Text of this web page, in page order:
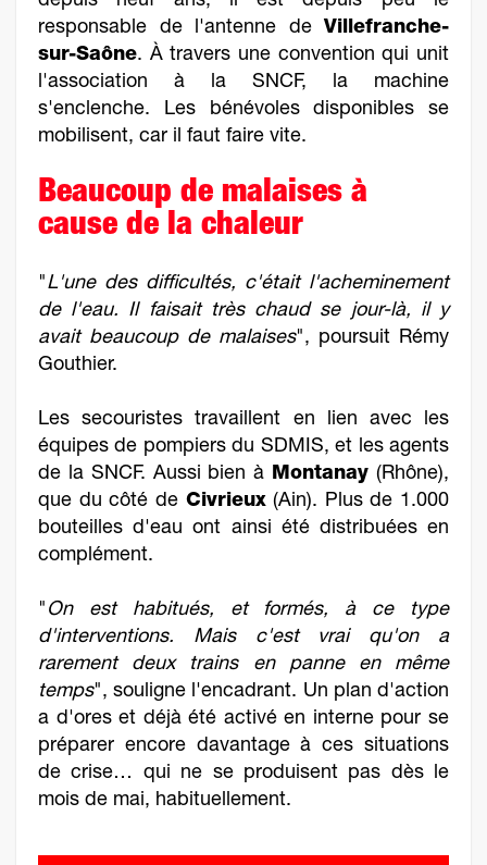
responsable de l'antenne de Villefranche-
sur-Saône. À travers une convention qui unit
l'association à la SNCF, la machine
s'enclenche. Les bénévoles disponibles se
mobilisent, car il faut faire vite.
Beaucoup de malaises à
cause de la chaleur
"L'une des difficultés, c'était l'acheminement
de l'eau. Il faisait très chaud se jour-là, il y
avait beaucoup de malaises", poursuit Rémy
Gouthier.
Les secouristes travaillent en lien avec les
équipes de pompiers du SDMIS, et les agents
de la SNCF. Aussi bien à Montanay (Rhône),
que du côté de Civrieux(Ain). Plus de 1.000
bouteilles d'eau ont ainsi été distribuées en
complément.
" On est habitués, et formés, à ce type
d'interventions. Mais c'est vrai qu'on a
rarement deux trains en panne en même
temps", souligne l'encadrant. Un plan d'action
a d'ores et déjà été activé en interne pour se
préparer encore davantage à ces situations
de crise… qui ne se produisent pas dès le
mois de mai, habituellement.